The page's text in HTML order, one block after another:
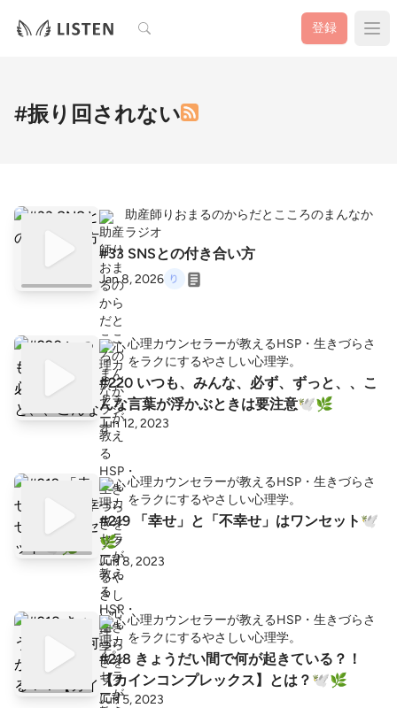
検索 登録
#振り回されない
助産師りおまるのからだとこころのまんなか
ラジオ
#33 SNSとの付き合い方
Jan 8, 2026
心理カウンセラーが教えるHSP・生きづらさ
をラクにするやさしい心理学。
#220 いつも、みんな、必ず、ずっと、、こ
んな言葉が浮かぶときは要注意🕊🌿
Jun 12, 2023
心理カウンセラーが教えるHSP・生きづらさ
をラクにするやさしい心理学。
#219 「幸せ」と「不幸せ」はワンセット🕊
🌿
Jun 8, 2023
心理カウンセラーが教えるHSP・生きづらさ
をラクにするやさしい心理学。
#218 きょうだい間で何が起きている？！
【カインコンプレックス】とは？🕊🌿
Jun 5, 2023